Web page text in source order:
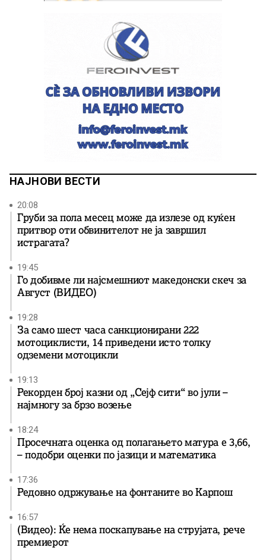
НАЈНОВИ ВЕСТИ
20:08
Груби за пола месец може да излезе од куќен
притвор оти обвинителот не ја завршил
истрагата?
19:45
Го добивме ли најсмешниот македонски скеч за
Август (ВИДЕО)
19:28
За само шест часа санкционирани 222
мотоциклисти, 14 приведени исто толку
одземени мотоцикли
19:13
Рекорден број казни од „Сејф сити“ во јули –
најмногу за брзо возење
18:24
Просечната оценка од полагањето матура е 3,66,
– подобри оценки по јазици и математика
17:36
Редовно одржување на фонтаните во Карпош
16:57
(Видео): Ќе нема поскапување на струјата, рече
премиерот